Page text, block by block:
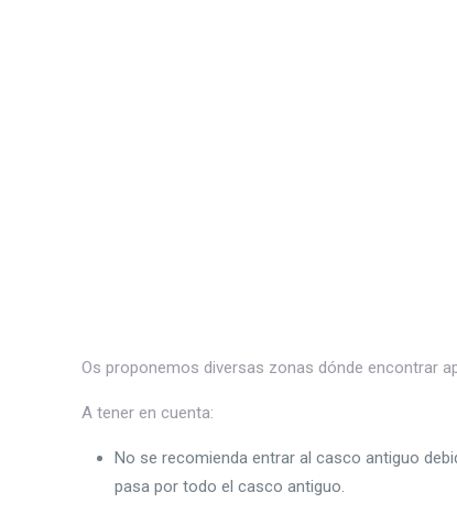
Os proponemos diversas zonas dónde encontrar
A tener en cuenta:
No se recomienda entrar al casco antiguo
pasa por todo el casco antiguo.